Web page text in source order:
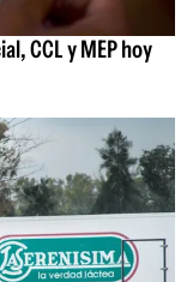
CCL y MEP hoy